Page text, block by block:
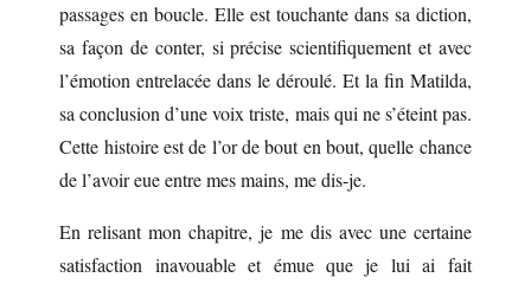
passages en boucle. Elle est touchante dans sa diction,
sa façon de conter, si précise scientifiquement et avec
l’émotion entrelacée dans le déroulé. Et la fin Matilda,
sa conclusion d’une voix triste, mais qui ne s’éteint pas.
Cette histoire est de l’or de bout en bout, quelle chance
de l’avoir eue entre mes mains, me dis-je.
En relisant mon chapitre, je me dis avec une certaine
satisfaction inavouable et émue que je lui ai fait